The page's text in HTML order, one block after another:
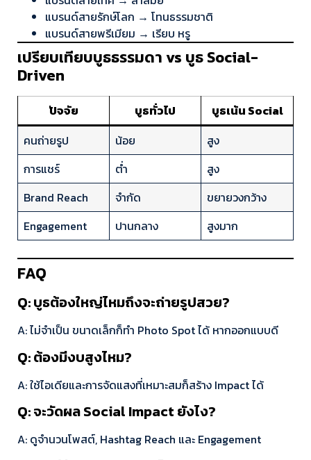
แบรนด์สายรักษ์โลก → โทนธรรมชาติ
แบรนด์สายพรีเมียม → เรียบ หรู
เปรียบเทียบบูธธรรมดา vs บูธ Social-
Driven
ปัจจัย บูธทั่วไป
บูธเน้น Social
คนถ่ายรูป
น้อย
สูง
การแชร์
ต่ำ
สูง
Brand Reach
จำกัด
ขยายวงกว้าง
Engagement
ปานกลาง สูงมาก
FAQ
Q: บูธต้องใหญ่ไหมถึงจะถ่ายรูปสวย?
A: ไม่จำเป็น ขนาดเล็กก็ทำ Photo Spot ได้ หากออกแบบดี
Q: ต้องมีงบสูงไหม?
A: ใช้ไอเดียและการจัดแสงที่เหมาะสมก็สร้าง Impact ได้
Q: จะวัดผล Social Impact ยังไง?
A: ดูจำนวนโพสต์, Hashtag Reach และ Engagement